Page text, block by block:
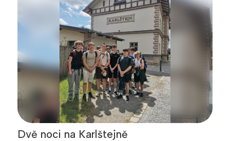
Dvě noci na Karlštejně